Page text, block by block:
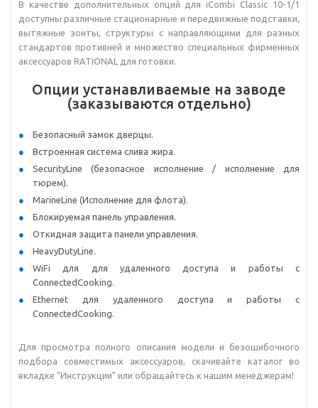
В качестве дополнительных опций для iCombi Classic 10-1/1
доступны различные стационарные и передвижные подставки,
вытяжные зонты, структуры с направляющими для разных
стандартов противней и множество специальных фирменных
аксессуаров RATIONAL для готовки.
Опции устанавливаемые на заводе
(заказываются отдельно)
Безопасный замок дверцы.
Встроенная система слива жира.
SecurityLine (безопасное исполнение / исполнение для
тюрем).
MarineLine (Исполнение для флота).
Блокируемая панель управления.
Откидная защита панели управления.
HeavyDutyLine.
WiFi для для удаленного доступа и работы с
ConnectedCooking.
Ethernet для удаленного доступа и работы с
ConnectedCooking.
Для просмотра полного описания модели и безошибочного
подбора совместимых аксессуаров, скачивайте каталог во
вкладке "Инструкции" или обращайтесь к нашим менеджерам!